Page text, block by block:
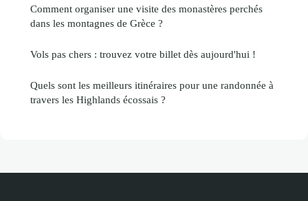
Comment organiser une visite des monastères perchés
dans les montagnes de Grèce ?
Vols pas chers : trouvez votre billet dès aujourd'hui !
Quels sont les meilleurs itinéraires pour une randonnée à
travers les Highlands écossais ?